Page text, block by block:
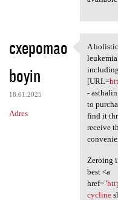
cxepomao
boyin
18.01.2025
Adres
A
A
[URL=
-
to
find it
receive
Zeroing
best <a
href="
cycline